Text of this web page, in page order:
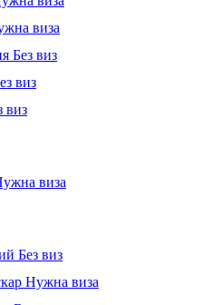
виза
Без виз
виз
виз
виза
Без виз
Нужна виза